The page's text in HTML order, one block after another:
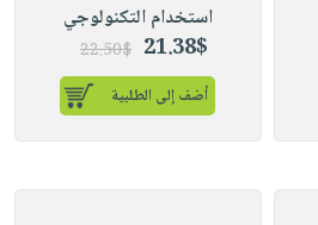
استخدام التكنولوجي
21.38$
22.50$
أضف إلى الطلبية